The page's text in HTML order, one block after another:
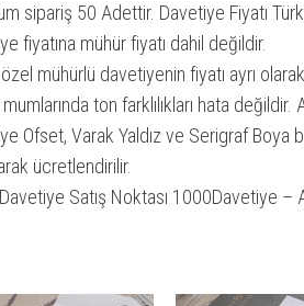
Nişan
Davetiyesi
adet
sipariş 50 Adettir. Davetiye Fiyatı
fiyatına mühür fiyatı dahil değildir.
mühürlü davetiyenin fiyatı ayrı
ton farklılıkları hata
Ofset, Varak Yaldız ve Serigraf Boya
ücretlendirilir.
Satış Noktası 1000Davetiye –